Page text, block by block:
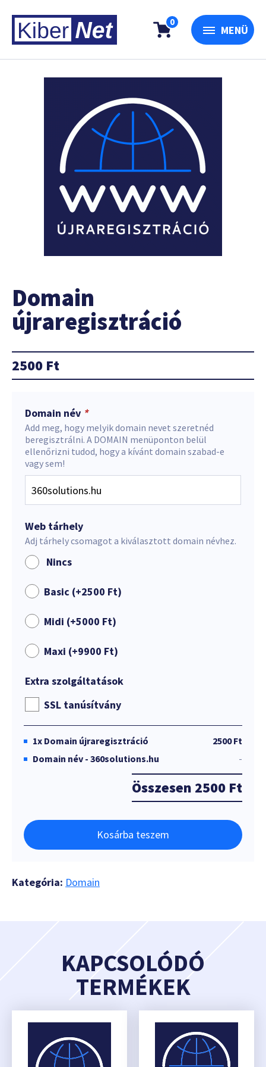
0
MENÜ
Domain
újraregisztráció
2500 Ft
Domain név *
Add meg, hogy melyik domain nevet szeretnéd
beregisztrálni. A DOMAIN menüponton belül
ellenőrizni tudod, hogy a kívánt domain szabad-e
vagy sem!
Web tárhely
Adj tárhely csomagot a kiválasztott domain névhez.
Nincs
Basic (+2500 Ft)
Midi (+5000 Ft)
Maxi (+9900 Ft)
Extra szolgáltatások
SSL tanúsítvány
1x Domain újraregisztráció
2500 Ft
Domain név - 360solutions.hu
-
Összesen 2500 Ft
Kosárba teszem
Kategória: Domain
KAPCSOLÓDÓ
TERMÉKEK